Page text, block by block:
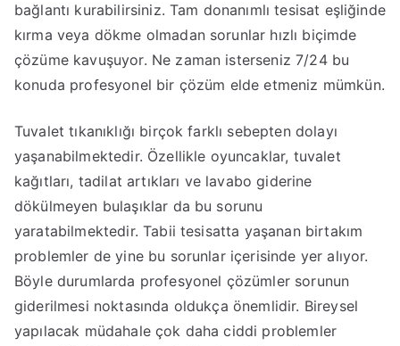
bağlantı kurabilirsiniz. Tam donanımlı tesisat eşliğinde
kırma veya dökme olmadan sorunlar hızlı biçimde
çözüme kavuşuyor. Ne zaman isterseniz 7/24 bu
konuda profesyonel bir çözüm elde etmeniz mümkün.
Tuvalet tıkanıklığı birçok farklı sebepten dolayı
yaşanabilmektedir. Özellikle oyuncaklar, tuvalet
kağıtları, tadilat artıkları ve lavabo giderine
dökülmeyen bulaşıklar da bu sorunu
yaratabilmektedir. Tabii tesisatta yaşanan birtakım
problemler de yine bu sorunlar içerisinde yer alıyor.
Böyle durumlarda profesyonel çözümler sorunun
giderilmesi noktasında oldukça önemlidir. Bireysel
yapılacak müdahale çok daha ciddi problemler